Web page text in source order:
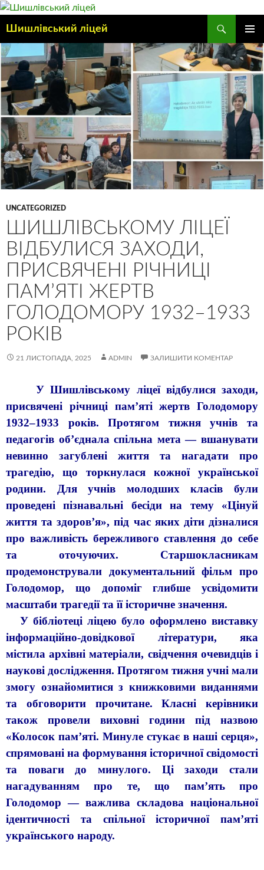
Шишлівський ліцей
МЕНЮ
UNCATEGORIZED
ШИШЛІВСЬКОМУ ЛІЦЕЇ
ВІДБУЛИСЯ ЗАХОДИ,
ПРИСВЯЧЕНІ РІЧНИЦІ
ПАМ’ЯТІ ЖЕРТВ
ГОЛОДОМОРУ 1932–1933
РОКІВ
21 ЛИСТОПАДА, 2025 ADMIN ЗАЛИШИТИ КОМЕНТАР
У Шишлівському ліцеї відбулися заходи,
присвячені річниці пам’яті жертв Голодомору
1932–1933 років. Протягом тижня учнів та
педагогів об’єднала спільна мета — вшанувати
невинно загублені життя та нагадати про
трагедію, що торкнулася кожної української
родини. Для учнів молодших класів були
проведені пізнавальні бесіди на тему «Цінуй
життя та здоров’я», під час яких діти дізналися
про важливість бережливого ставлення до себе
та оточуючих. Старшокласникам
продемонстрували документальний фільм про
Голодомор, що допоміг глибше усвідомити
масштаби трагедії та її історичне значення.
У бібліотеці ліцею було оформлено виставку
інформаційно-довідкової літератури, яка
містила архівні матеріали, свідчення очевидців і
наукові дослідження. Протягом тижня учні мали
змогу ознайомитися з книжковими виданнями
та обговорити прочитане. Класні керівники
також провели виховні години під назвою
«Колосок пам’яті. Минуле стукає в наші серця»,
спрямовані на формування історичної свідомості
та поваги до минулого. Ці заходи стали
нагадуванням про те, що пам’ять про
Голодомор — важлива складова національної
ідентичності та спільної історичної пам’яті
українського народу.